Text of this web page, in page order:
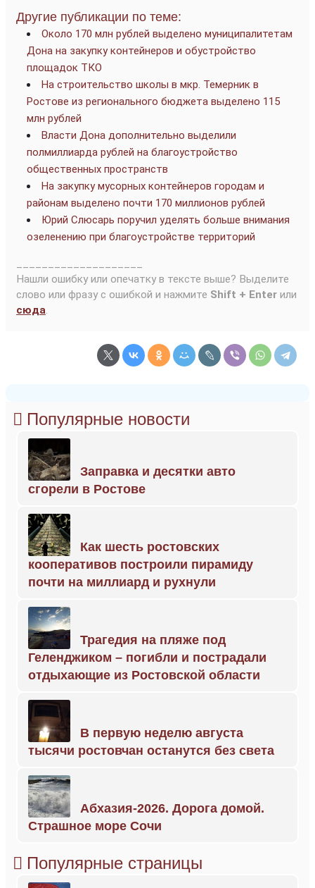
Другие публикации по теме:
Около 170 млн рублей выделено муниципалитетам
Дона на закупку контейнеров и обустройство
площадок ТКО
На строительство школы в мкр. Темерник в
Ростове из регионального бюджета выделено 115
млн рублей
Власти Дона дополнительно выделили
полмиллиарда рублей на благоустройство
общественных пространств
На закупку мусорных контейнеров городам и
районам выделено почти 170 миллионов рублей
Юрий Слюсарь поручил уделять больше внимания
озеленению при благоустройстве территорий
Нашли ошибку или опечатку в тексте выше? Выделите
слово или фразу с ошибкой и нажмите Shift + Enter или
сюда.
Популярные новости
Заправка и десятки авто
сгорели в Ростове
Как шесть ростовских
кооперативов построили пирамиду
почти на миллиард и рухнули
Трагедия на пляже под
Геленджиком – погибли и пострадали
отдыхающие из Ростовской области
В первую неделю августа
тысячи ростовчан останутся без света
Абхазия-2026. Дорога домой.
Страшное море Сочи
Популярные страницы